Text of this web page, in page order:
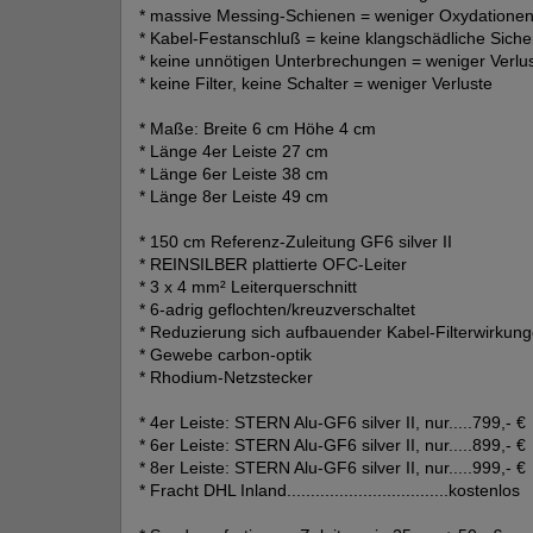
* massive Messing-Schienen = weniger Oxydationen
* Kabel-Festanschluß = keine klangschädliche
* keine unnötigen Unterbrechungen = weniger
* keine Filter, keine Schalter = weniger Verluste
* Maße: Breite 6 cm Höhe 4 cm
* Länge 4er Leiste 27 cm
* Länge 6er Leiste 38 cm
* Länge 8er Leiste 49 cm
* 150 cm Referenz-Zuleitung GF6 silver II
* REINSILBER plattierte OFC-Leiter
* 3 x 4 mm² Leiterquerschnitt
* 6-adrig geflochten/kreuzverschaltet
* Reduzierung sich aufbauender Kabel-
* Gewebe carbon-optik
* Rhodium-Netzstecker
* 4er Leiste: STERN Alu-GF6 silver II, nur.....799,- €
* 6er Leiste: STERN Alu-GF6 silver II, nur.....899,- €
* 8er Leiste: STERN Alu-GF6 silver II, nur.....999,- €
* Fracht DHL Inland..................................kostenlos